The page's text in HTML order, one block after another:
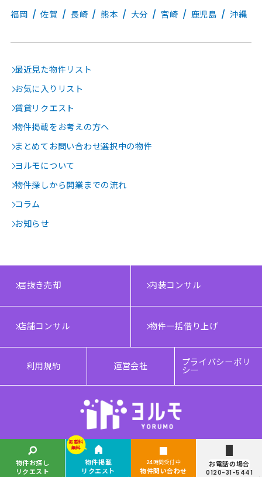
物件お探し
リクエスト
掲載料
無料
物件掲載
リクエスト
24時間受付中
物件問い合わせ
お電話の場合
0120-31-5441
福岡 佐賀 長崎 熊本 大分 宮崎 鹿児島 沖縄
最近見た物件リスト
お気に入りリスト
賃貸リクエスト
物件掲載をお考えの方へ
まとめてお問い合わせ選択中の物件
ヨルモについて
物件探しから開業までの流れ
コラム
お知らせ
居抜き売却 内装コンサル
店舗コンサル 物件一括借り上げ
利用規約 運営会社 プライバシーポリ
シー
Copyright © YORUMO®. All rights reserved.
物件お探し
リクエスト
掲載料
無料
物件掲載
リクエスト
24時間受付中
物件問い合わせ
お電話の場合
0120-31-5441